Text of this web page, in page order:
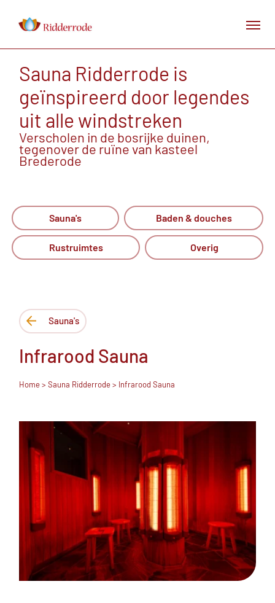
Sauna Ridderrode is
geïnspireerd door legendes
uit alle windstreken
Verscholen in de bosrijke duinen,
tegenover de ruïne van kasteel
Brederode
Sauna's Baden & douches
Rustruimtes Overig
Sauna's
Infrarood Sauna
Home> Sauna Ridderrode> Infrarood Sauna